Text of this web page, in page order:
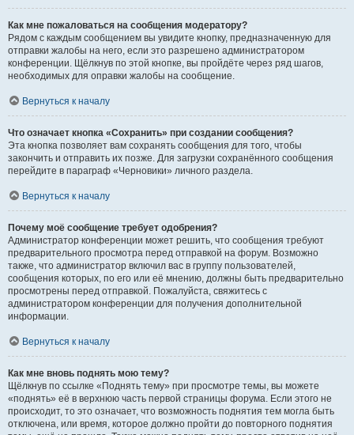
Как мне пожаловаться на сообщения модератору?
Рядом с каждым сообщением вы увидите кнопку, предназначенную для
отправки жалобы на него, если это разрешено администратором
конференции. Щёлкнув по этой кнопке, вы пройдёте через ряд шагов,
необходимых для оправки жалобы на сообщение.
Вернуться к началу
Что означает кнопка «Сохранить» при создании сообщения?
Эта кнопка позволяет вам сохранять сообщения для того, чтобы
закончить и отправить их позже. Для загрузки сохранённого сообщения
перейдите в параграф «Черновики» личного раздела.
Вернуться к началу
Почему моё сообщение требует одобрения?
Администратор конференции может решить, что сообщения требуют
предварительного просмотра перед отправкой на форум. Возможно
также, что администратор включил вас в группу пользователей,
сообщения которых, по его или её мнению, должны быть предварительно
просмотрены перед отправкой. Пожалуйста, свяжитесь с
администратором конференции для получения дополнительной
информации.
Вернуться к началу
Как мне вновь поднять мою тему?
Щёлкнув по ссылке «Поднять тему» при просмотре темы, вы можете
«поднять» её в верхнюю часть первой страницы форума. Если этого не
происходит, то это означает, что возможность поднятия тем могла быть
отключена, или время, которое должно пройти до повторного поднятия